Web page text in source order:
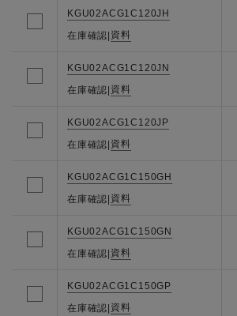
KGU02ACG1C120JH
在庫確認| 資料
KGU02ACG1C120JN
在庫確認| 資料
KGU02ACG1C120JP
在庫確認| 資料
KGU02ACG1C150GH
在庫確認| 資料
KGU02ACG1C150GN
在庫確認| 資料
KGU02ACG1C150GP
在庫確認| 資料